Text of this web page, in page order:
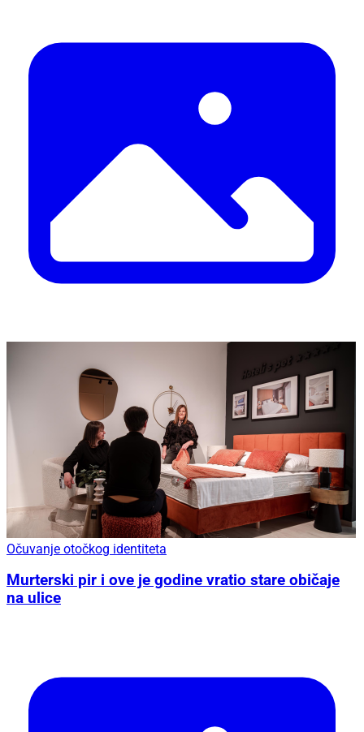
Očuvanje otočkog identiteta
Murterski pir i ove je godine vratio stare običaje
na ulice